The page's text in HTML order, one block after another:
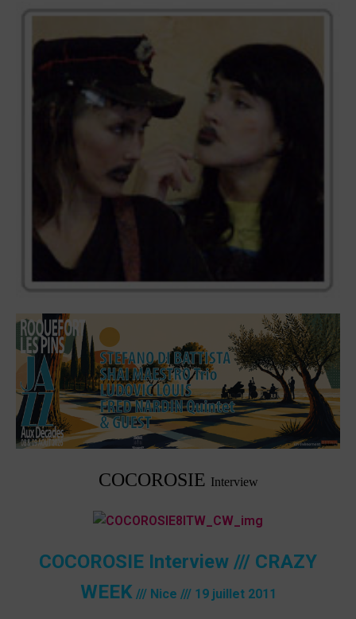
COCOROSIE Interview
COCOROSIE Interview /// CRAZY
WEEK /// Nice /// 19 juillet 2011